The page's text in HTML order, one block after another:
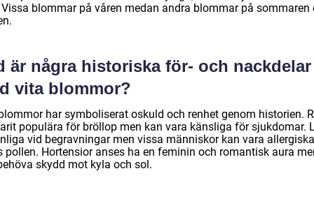
blommar på våren medan andra blommar på sommaren
är några historiska för- och nackdelar
vita blommor?
har symboliserat oskuld och renhet genom historien.
populära för bröllop men kan vara känsliga för sjukdomar.
vid begravningar men vissa människor kan vara
pollen. Hortensior anses ha en feminin och romantisk aura
skydd mot kyla och sol.